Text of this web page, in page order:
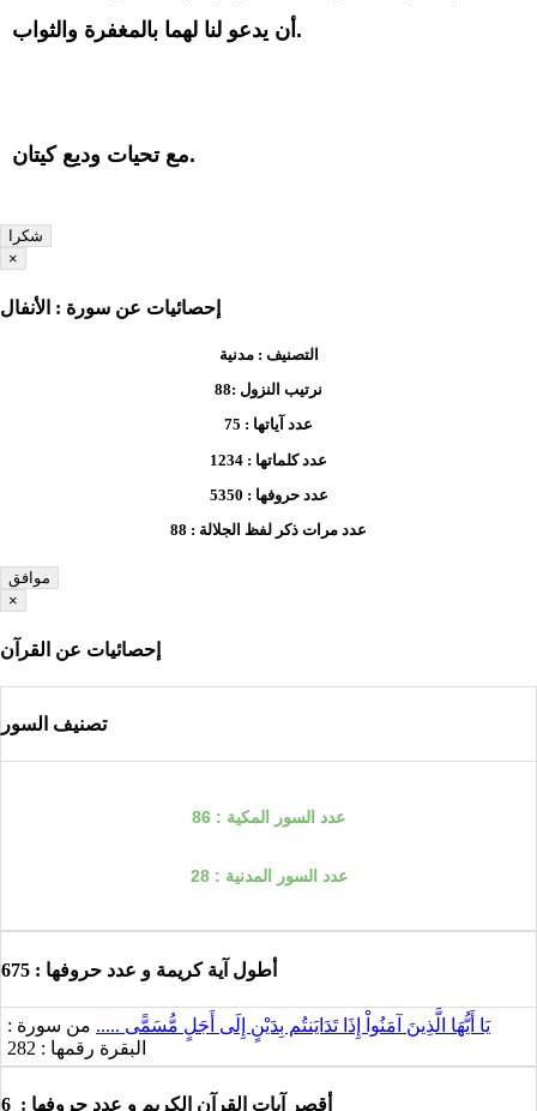
أن يدعو لنا لهما بالمغفرة والثواب.
مع تحيات وديع كيتان.
شكرا
×
إحصائيات عن سورة : الأنفال
التصنيف :مدنية
نرتيب النزول :88
عدد آياتها : 75
عدد كلماتها : 1234
عدد حروفها : 5350
عدد مرات ذكر لفظ الجلالة : 88
موافق
×
إحصائيات عن القرآن
تصنيف السور
عدد السور المكية : 86
عدد السور المدنية :28
أطول آية كريمة و عدد حروفها : 675
يَا أَيُّهَا الَّذِينَ آمَنُواْ إِذَا تَدَايَنتُم بِدَيْنٍ إِلَى أَجَلٍ مُّسَمًّى ..... من سورة :
البقرة رقمها : 282
أقصر آيات القرآن الكريم و عدد حروفها :